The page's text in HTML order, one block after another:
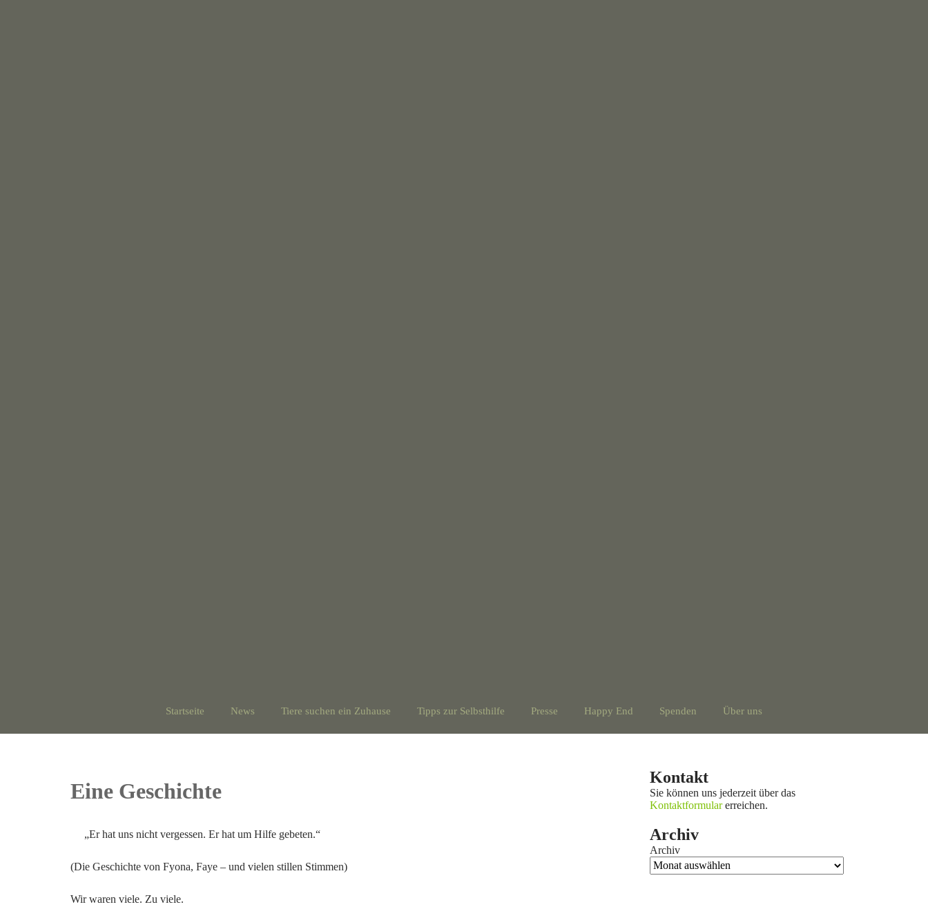
Startseite News Tiere suchen ein Zuhause Tipps zur Selbsthilfe Presse Happy End Spenden Über uns
Eine Geschichte
„Er hat uns nicht vergessen. Er hat um Hilfe gebeten.“
(Die Geschichte von Fyona, Faye – und vielen stillen Stimmen)
Wirwaren viele. Zu viele.
Kontakt
Sie können uns jederzeit über das
Kontaktformularerreichen.
Archiv
Archiv